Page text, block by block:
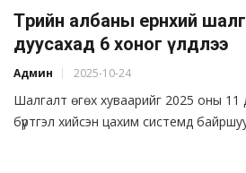
Төрийн албаны ерөнхий
дуусахад 6 хоног үлдлээ
Админ 2025-10-24
Шалгалт өгөх хуваарийг 2025 оны 11
бүртгэл хийсэн цахим системд